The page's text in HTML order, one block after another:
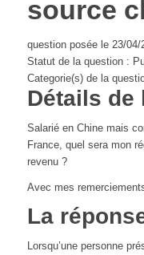
source
question posée le 23/04/
Statut de la question :
Categorie(s) de la
Détails de
Salarié en Chine mais
France, quel sera mon
revenu ?
Avec mes
La
Lorsqu’une personne